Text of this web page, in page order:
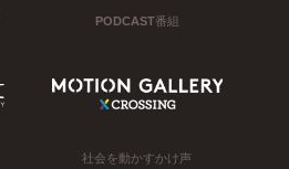
PODCAST番組
社会を動かすかけ声